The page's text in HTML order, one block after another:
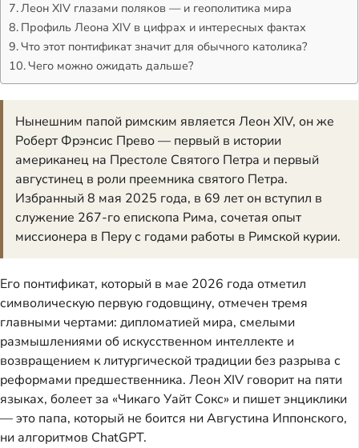
Леон XIV глазами поляков — и геополитика мира
Профиль Леона XIV в цифрах и интересных фактах
Что этот понтификат значит для обычного католика?
Чего можно ожидать дальше?
Нынешним папой римским является Леон XIV, он же
Роберт Фрэнсис Прево — первый в истории
американец на Престоле Святого Петра и первый
августинец в роли преемника святого Петра.
Избранный 8 мая 2025 года, в 69 лет он вступил в
служение 267-го епископа Рима, сочетая опыт
миссионера в Перу с годами работы в Римской курии.
Его понтификат, который в мае 2026 года отметил
символическую первую годовщину, отмечен тремя
главными чертами: дипломатией мира, смелыми
размышлениями об искусственном интеллекте и
возвращением к литургической традиции без разрыва с
реформами предшественника. Леон XIV говорит на пяти
языках, болеет за «Чикаго Уайт Сокс» и пишет энциклики
— это папа, который не боится ни Августина Иппонского,
ни алгоритмов ChatGPT.